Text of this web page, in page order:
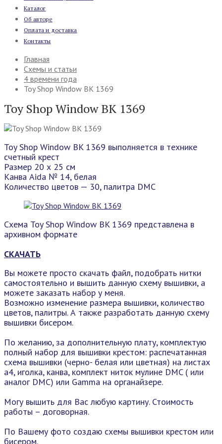
Каталог
Об авторе
Оплата и доставка
Контакты
Главная
Схемы и статьи
4 времени года
Toy Shop Window BK 1369
Toy Shop Window BK 1369
Toy Shop Window BK 1369 выполняется в технике
счетный крест
Размер 20 х 25 см
Канва Aida № 14, белая
Количество цветов — 30, палитра DMC
Схема Toy Shop Window BK 1369 представлена в
архивном формате
СКАЧАТЬ
Вы можете просто скачать файл, подобрать нитки
самостоятельно и вышить данную схему вышивки, а
можете заказать набор у меня.
Возможно изменение размера вышивки, количество
цветов, палитры. А также разработать данную схему
вышивки бисером.
По желанию, за дополнительную плату, комплектую
полный набор для вышивки крестом: распечатанная
схема вышивки (черно- белая или цветная) на листах
а4, иголка, канва, комплект ниток мулине DMC ( или
аналог DMC) или Gamma на органайзере.
Могу вышить для Вас любую картину. Стоимость
работы – договорная.
По Вашему фото создаю схемы вышивки крестом или
бисером.